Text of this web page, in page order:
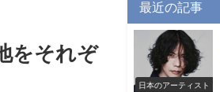
をそれぞ
最近の記事
日本のアーティスト